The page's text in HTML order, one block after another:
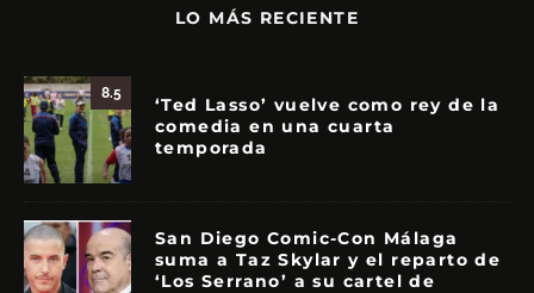
LO MÁS RECIENTE
8.5
‘Ted Lasso’ vuelve como rey de la
comedia en una cuarta
temporada
San Diego Comic-Con Málaga
suma a Taz Skylar y el reparto de
‘Los Serrano’ a su cartel de